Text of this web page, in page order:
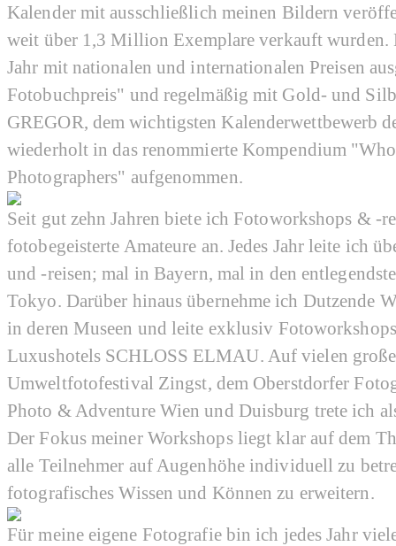
Kalender mit ausschließlich meinen Bildern
weit über 1,3 Million Exemplare verkauft
Jahr mit nationalen und internationalen Preisen
Fotobuchpreis" und regelmäßig mit Gold- und
GREGOR, dem wichtigsten Kalenderwettbewerb
wiederholt in das renommierte Kompendium
Photographers" aufgenommen.
Seit gut zehn Jahren biete ich Fotoworkshops & -
fotobegeisterte Amateure an. Jedes Jahr leite ich
und -reisen; mal in Bayern, mal in den
Tokyo. Darüber hinaus übernehme ich Dutzende
in deren Museen und leite exklusiv
Luxushotels SCHLOSS ELMAU. Auf vielen
Umweltfotofestival Zingst, dem Oberstdorfer
Photo & Adventure Wien und Duisburg trete ich
Der Fokus meiner Workshops liegt klar auf dem
alle Teilnehmer auf Augenhöhe individuell zu
fotografisches Wissen und Können zu erweitern.
Für meine eigene Fotografie bin ich jedes Jahr